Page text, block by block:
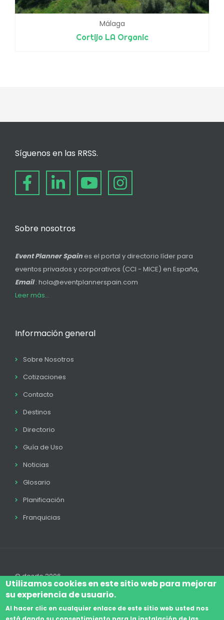
Málaga
Cortijo LA Organic
Síguenos en las RRSS.
Sobre nosotros
Event Planner Spain es el portal y directorio líder para
eventos privados y corporativos (CCI - MICE) en España,
Email: hola@eventplannerspain.com
Leer más...
Información general
Sobre Nosotros
Cotizaciones
Contacto
Destinos
Directorio
Guía de Uso
Noticias
Glosario
Planificación
Franquicias
© desde 2006
Utilizamos cookies en este sitio web para mejorar
su experiencia de usuario.
Al hacer clic en cualquier enlace de este sitio web usted nos